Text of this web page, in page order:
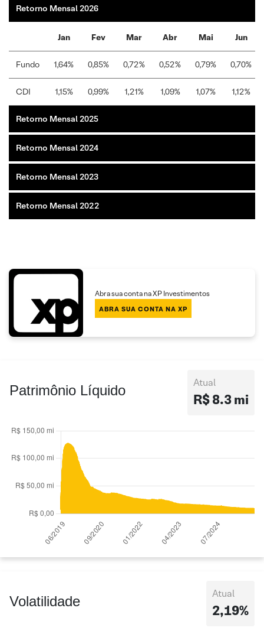
Retorno Mensal 2026
Jan Fev Mar Abr Mai Jun
Fundo 1,64% 0,85% 0,72% 0,52% 0,79% 0,70%
CDI 1,15% 0,99% 1,21% 1,09% 1,07% 1,12%
Retorno Mensal 2025
Retorno Mensal 2024
Retorno Mensal 2023
Retorno Mensal 2022
Abra sua conta na XP Investimentos
ABRA SUA CONTA NA XP
Patrimônio Líquido Atual
R$ 8.3 mi
Volatilidade Atual
2,19%